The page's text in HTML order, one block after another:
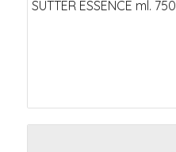
SUTTER ESSENCE ml. 750